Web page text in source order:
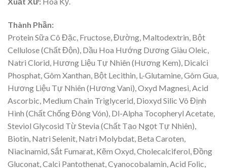
Thành Phần:
Protein Sữa Cô Đặc, Fructose, Đường, Maltodextrin, Bột
Cellulose (Chất Độn), Dầu Hoa Hướng Dương Giàu Oleic,
Natri Clorid, Hương Liệu Tự Nhiên (Hương Kem), Dicalci
Phosphat, Gôm Xanthan, Bột Lecithin, L-Glutamine, Gôm Gua,
Hương Liệu Tự Nhiên (Hương Vani), Oxyd Magnesi, Acid
Ascorbic, Medium Chain Triglycerid, Dioxyd Silic Vô Định
Hình (Chất Chống Đông Vón), Dl-Alpha Tocopheryl Acetate,
Steviol Glycosid Từ Stevia (Chất Tạo Ngọt Tự Nhiên),
Biotin, Natri Selenit, Natri Molybdat, Beta Caroten,
Niacinamid, Sắt Fumarat, Kẽm Oxyd, Cholecalciferol, Đồng
Gluconat, Calci Pantothenat, Cyanocobalamin, Acid Folic,